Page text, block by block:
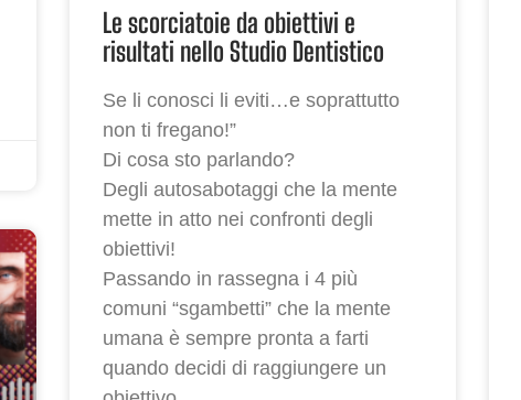
Le scorciatoie da obiettivi e
risultati nello Studio Dentistico
Se li conosci li eviti…e soprattutto
non ti fregano!”
Di cosa sto parlando?
Degli autosabotaggi che la mente
mette in atto nei confronti degli
obiettivi!
Passando in rassegna i 4 più
comuni “sgambetti” che la mente
umana è sempre pronta a farti
quando decidi di raggiungere un